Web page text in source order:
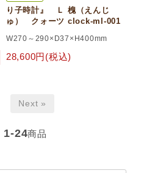
り子時計』 Ｌ 槐（えんじ
ゅ） クォーツ clock-ml-001
W270～290×D37×H400mm
28,600円(税込)
Next »
1-24商品